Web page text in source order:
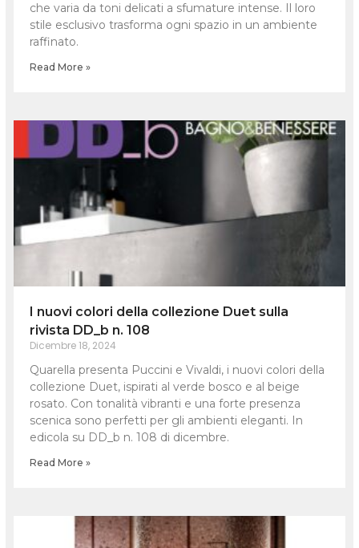
che varia da toni delicati a sfumature intense. Il loro
stile esclusivo trasforma ogni spazio in un ambiente
raffinato.
Read More »
I nuovi colori della collezione Duet sulla
rivista DD_b n. 108
Dicembre 18, 2024
Quarella presenta Puccini e Vivaldi, i nuovi colori della
collezione Duet, ispirati al verde bosco e al beige
rosato. Con tonalità vibranti e una forte presenza
scenica sono perfetti per gli ambienti eleganti. In
edicola su DD_b n. 108 di dicembre.
Read More »